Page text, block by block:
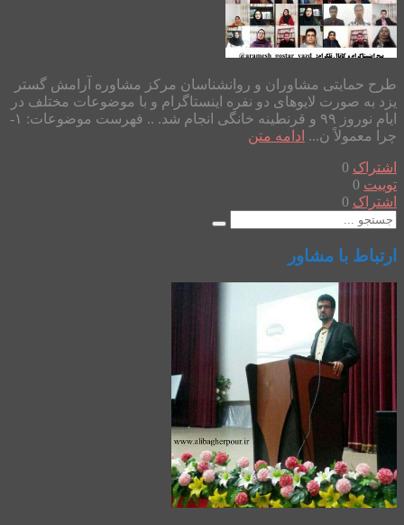
طرح حمایتی مشاوران و روانشناسان مرکز مشاوره آرامش گستر
یزد به صورت لایوهای دو نفره اینستاگرام و با موضوعات مختلف در
ایام نوروز ۹۹ و قرنطینه خانگی انجام شد. .. فهرست موضوعات: ۱-
چرا معمولاً ن... ادامه متن
اشتراک 0
توییت 0
اشتراک 0
ارتباط با مشاور